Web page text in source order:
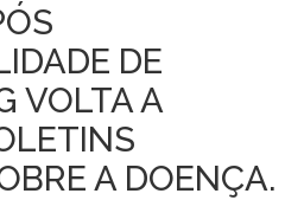
DE
VOLTA A
A DOENÇA.